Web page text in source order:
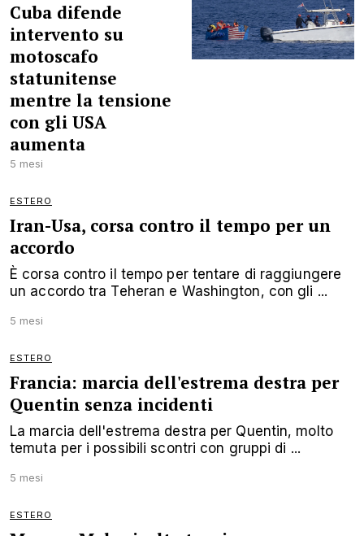
Cuba difende
intervento su
motoscafo
statunitense
mentre la tensione
con gli USA
aumenta
5 mesi
ESTERO
Iran-Usa, corsa contro il tempo per un
accordo
È corsa contro il tempo per tentare di raggiungere
un accordo tra Teheran e Washington, con gli ...
5 mesi
ESTERO
Francia: marcia dell'estrema destra per
Quentin senza incidenti
La marcia dell'estrema destra per Quentin, molto
temuta per i possibili scontri con gruppi di ...
5 mesi
ESTERO